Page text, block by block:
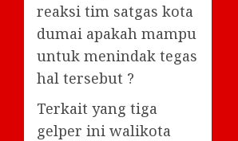
reaksi tim satgas kota
dumai apakah mampu
untuk menindak tegas
hal tersebut ?
Terkait yang tiga
gelper ini walikota